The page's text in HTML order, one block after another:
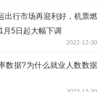
出行市场再迎利好，机票燃
月5日起大幅下调
2022-12-30
数据?为什么就业人数数据